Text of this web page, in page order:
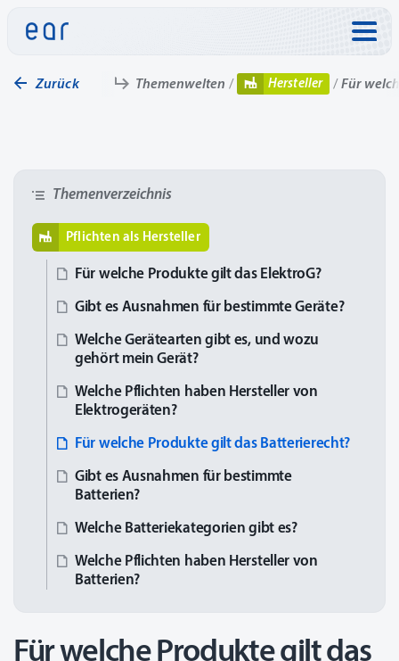
Zurück Themenwelten Hersteller Für
Für welche Produkte gilt das
Themenverzeichnis
Pflichten als Hersteller
Für welche Produkte gilt das ElektroG?
Gibt es Ausnahmen für bestimmte Geräte?
Welche Gerätearten gibt es, und wozu
gehört mein Gerät?
Welche Pflichten haben Hersteller von
Elektro­geräten?
Für welche Produkte gilt das Batterierecht?
Gibt es Ausnahmen für bestimmte
Batterien?
Welche Batterie­kategorien gibt es?
Welche Pflichten haben Hersteller von
Batterien?